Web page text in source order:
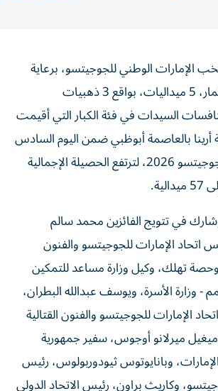
الإمارات الوطني للجوجيتسو، برعاية
شركة مبادلة للاستثمار، 5 ميداليات، بواقع 3 ذهبيات
السيدات في فئة الكبار التي أقيمت
بالعاصمة أبوظبي ضمن اليوم السادس
من بطولة العالم للجوجيتسو 2026، لترتفع الحصيلة الإجمالية
الإمارات للجوجيتسو والفنون
وحصة تهلك، وكيل وزارة مساعد للتمكين
وزارة الأسرة، ويوسف عبدالله البطران،
الإمارات للجوجيتسو والفنون القتالية
ميرلانو أوجوس، سفير جمهورية
وبانايوتوس ثيودوربولوس، رئيس
وكاريث براون، رئيس الاتحاد الدولي